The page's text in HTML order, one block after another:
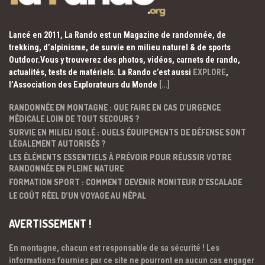
Lancé en 2011, La Rando est un Magazine de randonnée, de
trekking, d’alpinisme, de survie en milieu naturel & de sports
Outdoor.Vous y trouverez des photos, vidéos, carnets de rando,
actualités, tests de matériels. La Rando c’est aussi EXPLORE,
l’Association des Explorateurs du Monde […]
RANDONNÉE EN MONTAGNE : QUE FAIRE EN CAS D’URGENCE
MÉDICALE LOIN DE TOUT SECOURS ?
SURVIE EN MILIEU ISOLÉ : QUELS ÉQUIPEMENTS DE DÉFENSE SONT
LÉGALEMENT AUTORISÉS ?
LES ÉLÉMENTS ESSENTIELS À PRÉVOIR POUR RÉUSSIR VOTRE
RANDONNÉE EN PLEINE NATURE
FORMATION SPORT : COMMENT DEVENIR MONITEUR D’ESCALADE
LE COÛT RÉEL D’UN VOYAGE AU NÉPAL
AVERTISSEMENT !
En montagne, chacun est responsable de sa sécurité ! Les
informations fournies par ce site ne pourront en aucun cas engager